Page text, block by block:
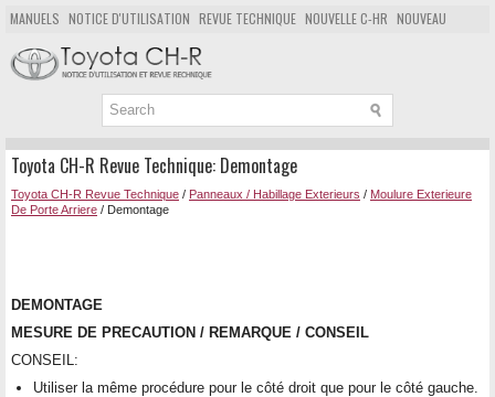
MANUELS NOTICE D'UTILISATION REVUE TECHNIQUE NOUVELLE C-HR NOUVEAU
POPULAIRE
PLAN DU SITE CHERCHER
Toyota CH-R Revue Technique: Demontage
Toyota CH-R Revue Technique / Panneaux / Habillage Exterieurs / Moulure Exterieure
De Porte Arriere / Demontage
DEMONTAGE
MESURE DE PRECAUTION / REMARQUE / CONSEIL
CONSEIL:
Utiliser la même procédure pour le côté droit que pour le côté gauche.